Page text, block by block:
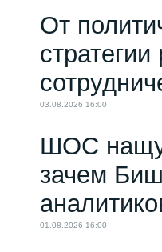
От
03.08.2026 16:00
ШОС
зачем
01.08.2026 16:00